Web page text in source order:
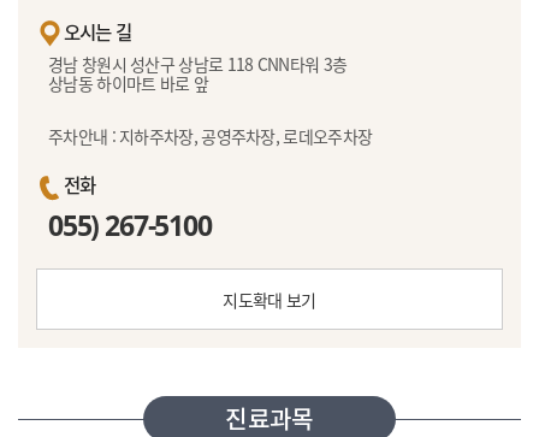
오시는 길
경남 창원시 성산구 상남로 118 CNN타워 3층
상남동 하이마트 바로 앞
주차안내 : 지하주차장, 공영주차장, 로데오주차장
전화
055) 267-5100
지도확대 보기
진료과목